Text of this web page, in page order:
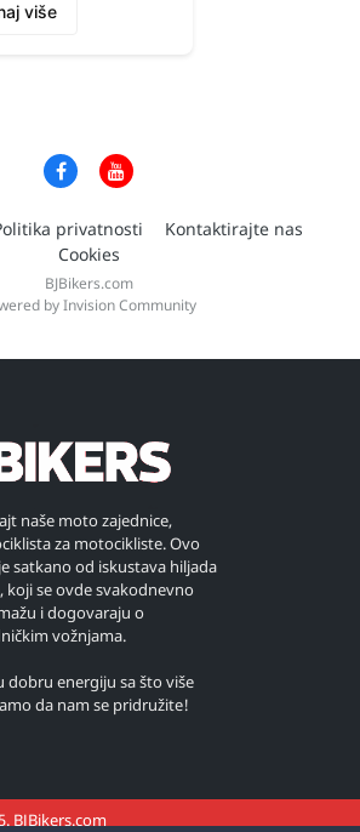
više
privatnosti
Kontaktirajte nas
Cookies
BJBikers.com
by Invision Community
naše moto zajednice,
za motocikliste. Ovo
satkano od iskustava hiljada
koji se ovde svakodnevno
i dogovaraju o
vožnjama.
dobru energiju sa što više
da nam se pridružite!
BJBikers.com